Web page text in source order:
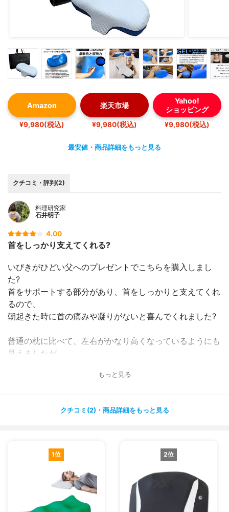
Amazon
¥9,980(税込)
楽天市場
¥9,980(税込)
Yahoo!
ショッピング
¥9,980(税込)
最安値・商品詳細をもっと見る
クチコミ・評判(2)
料理研究家
石井明子
4.00
首をしっかり支えてくれる?
いびきがひどい父へのプレゼントでこちらを購入しまし
た?
首をサポートする部分があり、首をしっかりと支えてくれ
るので、
朝起きた時に首の痛みや凝りがないと喜んでくれました?
普通の枕に比べて、左右がかなり高くなっているようにも
見えましたが、
完全にいびきがなくなったわけではないですが、効果があ
ってよかったです✨
肩こりもなくなったようなので、いびきや肩や首のこりで
お悩みの方におすすめです。
もっと見る
クチコミ(2)・商品詳細をもっと見る
1位 2位